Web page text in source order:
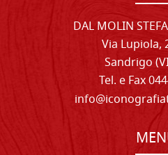
DAL MOLIN
Via Lupiola,
Sandrigo
Tel. e Fax